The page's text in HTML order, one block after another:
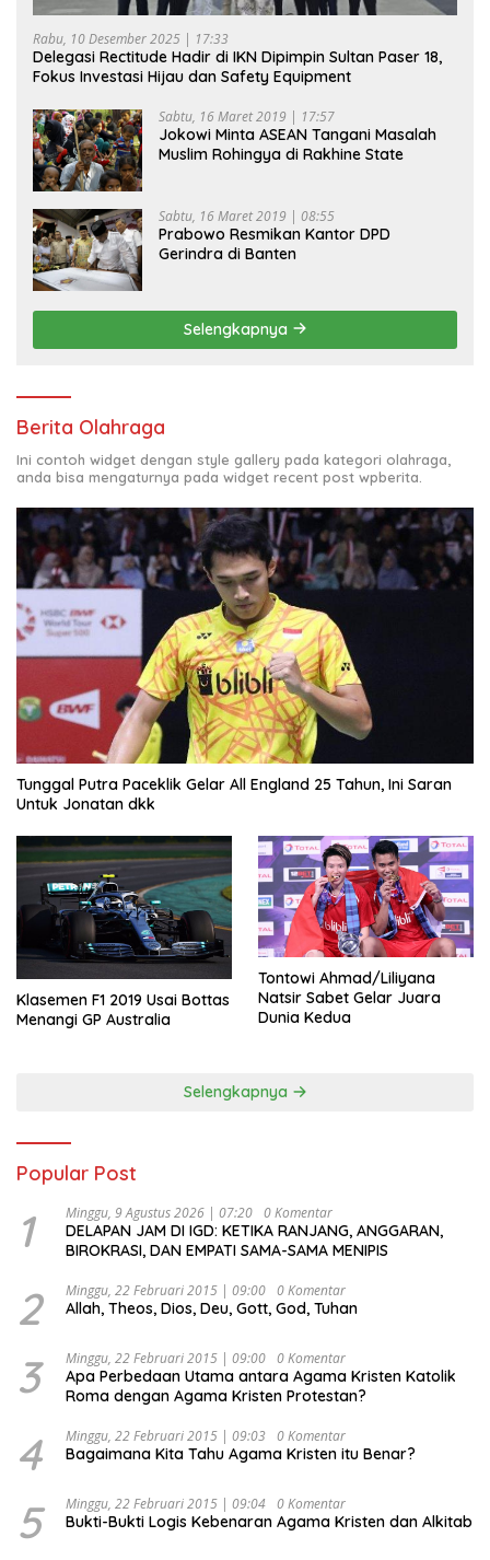
Rabu, 10 Desember 2025 | 17:33
Delegasi Rectitude Hadir di IKN Dipimpin Sultan Paser 18,
Fokus Investasi Hijau dan Safety Equipment
Sabtu, 16 Maret 2019 | 17:57
Jokowi Minta ASEAN Tangani Masalah
Muslim Rohingya di Rakhine State
Sabtu, 16 Maret 2019 | 08:55
Prabowo Resmikan Kantor DPD
Gerindra di Banten
Selengkapnya
Berita Olahraga
Ini contoh widget dengan style gallery pada kategori olahraga,
anda bisa mengaturnya pada widget recent post wpberita.
Tunggal Putra Paceklik Gelar All England 25 Tahun, Ini Saran
Untuk Jonatan dkk
Klasemen F1 2019 Usai Bottas
Menangi GP Australia
Tontowi Ahmad/Liliyana
Natsir Sabet Gelar Juara
Dunia Kedua
Selengkapnya
Popular Post
1 Minggu, 9 Agustus 2026 | 07:20 0 Komentar
DELAPAN JAM DI IGD: KETIKA RANJANG, ANGGARAN,
BIROKRASI, DAN EMPATI SAMA-SAMA MENIPIS
2 Minggu, 22 Februari 2015 | 09:00 0 Komentar
Allah, Theos, Dios, Deu, Gott, God, Tuhan
3 Minggu, 22 Februari 2015 | 09:00 0 Komentar
Apa Perbedaan Utama antara Agama Kristen Katolik
Roma dengan Agama Kristen Protestan?
4 Minggu, 22 Februari 2015 | 09:03 0 Komentar
Bagaimana Kita Tahu Agama Kristen itu Benar?
5 Minggu, 22 Februari 2015 | 09:04 0 Komentar
Bukti-Bukti Logis Kebenaran Agama Kristen dan Alkitab